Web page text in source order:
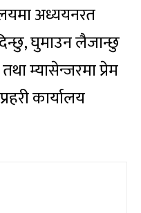
अध्ययनरत
घुमाउन लैजान्छु
म्यासेन्जरमा प्रेम
कार्यालय